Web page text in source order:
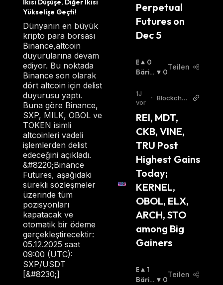
İkisi Düşüşe, Diğer İkisi
Yükselişe Geçti!
Dünyanın en büyük
kripto para borsası
Binance,altcoin
duyurularına devam
ediyor. Bu noktada
Binance son olarak
dört altcoin için delist
duyurusu yaptı.
Buna göre Binance,
SXP, MILK, OBOL ve
TOKEN isimli
altcoinleri vadeli
işlemlerden delist
edeceğini açıkladı.
&#8220;Binance
Futures, aşağıdaki
sürekli sözleşmeler
üzerinde tüm
pozisyonları
kapatacak ve
otomatik bir ödeme
gerçekleştirecektir:
05.12.2025 saat
09:00 (UTC):
SXP/USDT
[&#8230;]
Perpetual
Futures on
Dec 5
B
U
I
S
H
:
0
Bäris
0
Teilen
1J
vor
• Blockchai
REI, MDT,
CKB, VINE,
TRU Post
Highest Gains
Today;
KERNEL,
OBOL, ELX,
ARCH, STO
among Big
Gainers
B
U
1
Bäris
0
Teilen